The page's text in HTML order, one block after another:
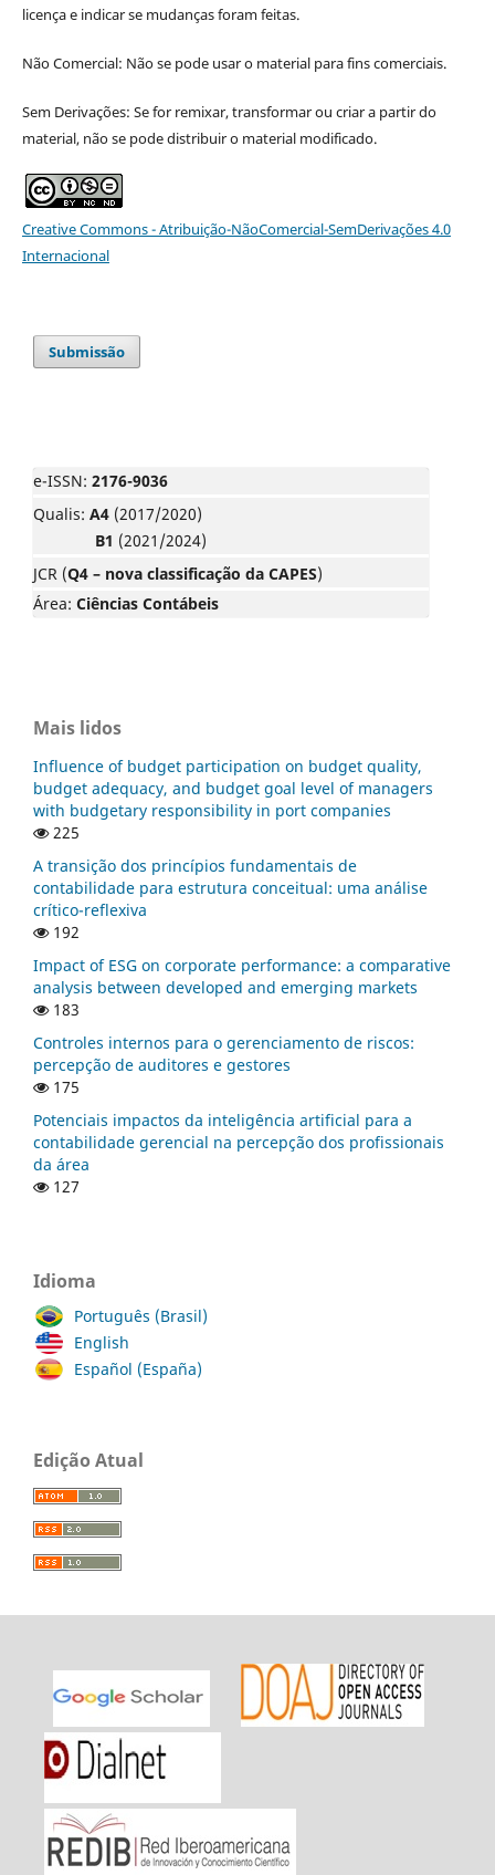
licença e indicar se mudanças foram feitas.
Não Comercial: Não se pode usar o material para fins comerciais.
Sem Derivações: Se for remixar, transformar ou criar a partir do
material, não se pode distribuir o material modificado.
Creative Commons - Atribuição-NãoComercial-SemDerivações 4.0
Internacional
Submissão
e-ISSN: 2176-9036
Qualis: A4 (2017/2020)
B1 (2021/2024)
JCR (Q4 – nova classificação da CAPES)
Área: Ciências Contábeis
Mais lidos
Influence of budget participation on budget quality,
budget adequacy, and budget goal level of managers
with budgetary responsibility in port companies
225
A transição dos princípios fundamentais de
contabilidade para estrutura conceitual: uma análise
crítico-reflexiva
192
Impact of ESG on corporate performance: a comparative
analysis between developed and emerging markets
183
Controles internos para o gerenciamento de riscos:
percepção de auditores e gestores
175
Potenciais impactos da inteligência artificial para a
contabilidade gerencial na percepção dos profissionais
da área
127
Idioma
Português (Brasil)
English
Español (España)
Edição Atual